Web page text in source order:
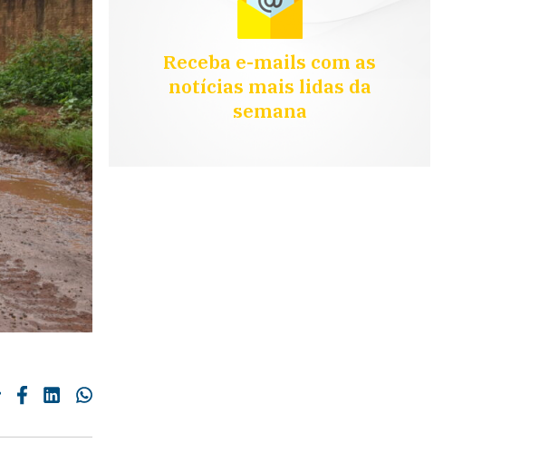
Receba e-mails com as
notícias mais lidas da
semana